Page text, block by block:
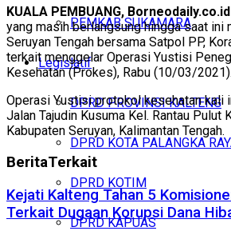
PEMKAB SUKAMARA
Legislatif
DPRD PROVINSI KALTENG
DPRD KOTA PALANGKA
DPRD KOTIM
DPRD KAPUAS
KUALA PEMBUANG, Borneodaily.co.id
yang masih berlangsung hingga saat ini
Seruyan Tengah bersama Satpol PP,
terkait menggelar Operasi Yustisi
Kesehatan (Prokes), Rabu (10/03/2021).
Operasi Yustisi protokol kesehatan kali
Jalan Tajudin Kusuma Kel. Rantau Pulut
Kabupaten Seruyan, Kalimantan Tengah.
BeritaTerkait
Kejati Kalteng Tahan 5
Terkait Dugaan Korupsi Dana